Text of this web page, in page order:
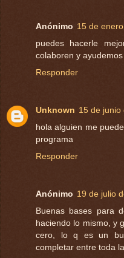
Anónimo 15 de
puedes hacerle
colaboren y
Responder
Unknown 15 de junio
hola alguien me
programa
Responder
Anónimo 19 de julio
Buenas bases para
haciendo lo mismo, y
cero, lo q es un
completar entre toda